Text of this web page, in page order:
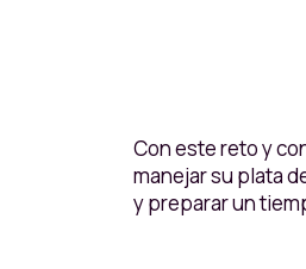
Con este reto y
manejar su plata
y preparar un